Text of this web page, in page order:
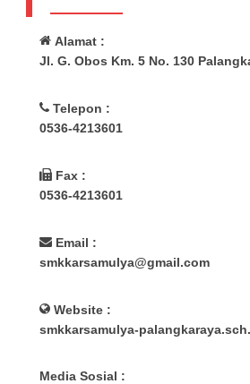
Alamat :
Jl. G. Obos Km. 5 No. 130
Telepon :
0536-4213601
Fax :
0536-4213601
Email :
smkkarsamulya@gmail.com
Website :
smkkarsamulya-
Media Sosial :